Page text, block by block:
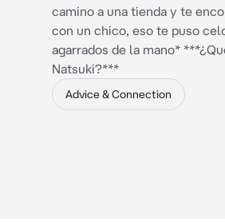
camino a una tienda y te
con un chico, eso te puso
agarrados de la mano*
Natsuki?***
Advice & Connection